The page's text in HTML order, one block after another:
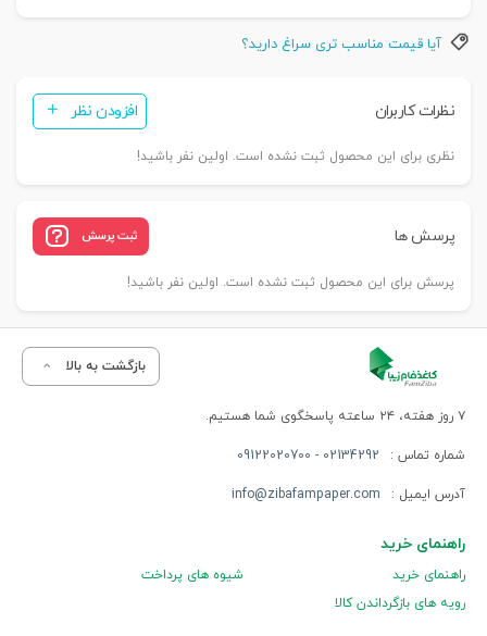
آیا قیمت مناسب تری سراغ دارید؟
نظرات کاربران افزودن نظر
نظری برای این محصول ثبت نشده است. اولین نفر باشید!
پرسش ها ثبت پرسش
پرسش برای این محصول ثبت نشده است. اولین نفر باشید!
بازگشت به بالا
۷ روز هفته، ۲۴ ساعته پاسخگوی شما هستیم.
شماره تماس : 02134292 - 09122020700
آدرس ایمیل : info@zibafampaper.com
راهنمای خرید
راهنمای خرید
شیوه های پرداخت
رویه های بازگرداندن کالا